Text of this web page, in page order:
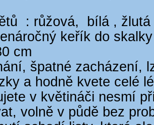
: růžová, bílá , žlutá
keřík do
cm
špatné zacházení,
a hodně kvete celé
v květináči nesmí
volně v půdě bez